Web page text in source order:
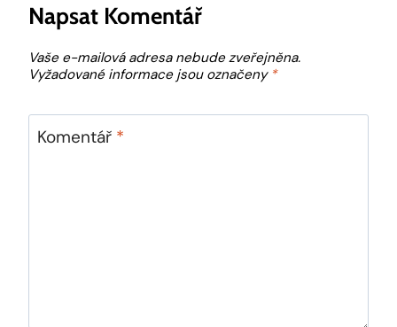
Napsat Komentář
Vaše e-mailová adresa nebude zveřejněna.
Vyžadované informace jsou označeny *
Komentář *